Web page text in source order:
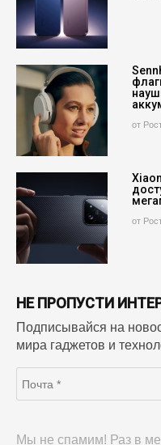
от
от
НЕ ПРОПУСТИ
Подписывайся на
мира гаджетов и
Мы не спамим! Раз в